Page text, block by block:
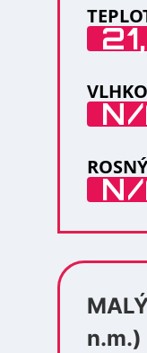
N/
N/
n.m.)